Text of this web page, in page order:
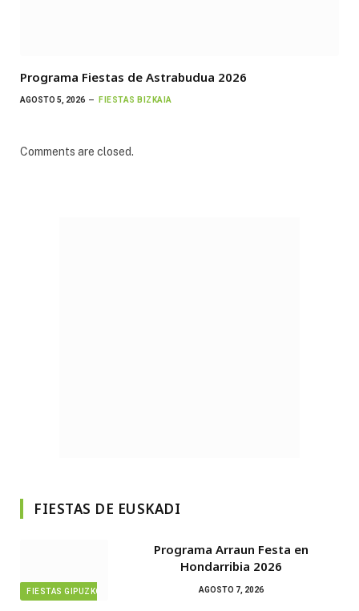
Programa Fiestas de Astrabudua 2026
AGOSTO 5, 2026 FIESTAS BIZKAIA
Comments are closed.
FIESTAS DE EUSKADI
FIESTAS GIPUZKOA
Programa Arraun Festa en
Hondarribia 2026
AGOSTO 7, 2026